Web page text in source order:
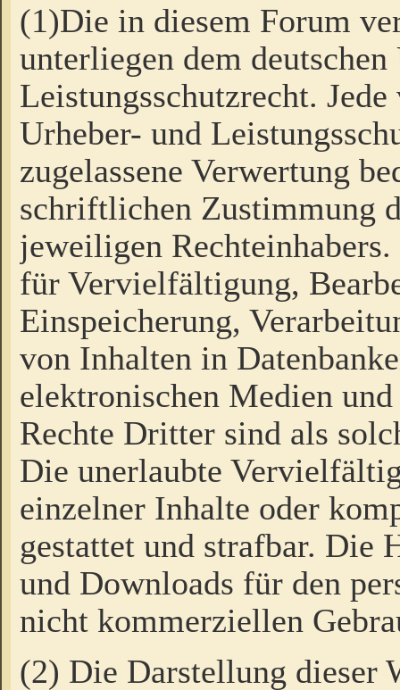
(1)Die in diesem Forum
unterliegen dem
Leistungsschutzrecht.
Urheber- und
zugelassene Verwertung
schriftlichen Zustimmung
jeweiligen
für Vervielfältigung,
Einspeicherung,
von Inhalten in
elektronischen Medien
Rechte Dritter sind als
Die unerlaubte
einzelner Inhalte oder
gestattet und strafbar. Die
und Downloads für den
nicht kommerziellen
(2) Die Darstellung dieser